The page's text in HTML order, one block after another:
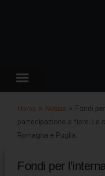
Home » Notizie » Fondi
partecipazione a fiere. Le
Romagna e Puglia.
Fondi per